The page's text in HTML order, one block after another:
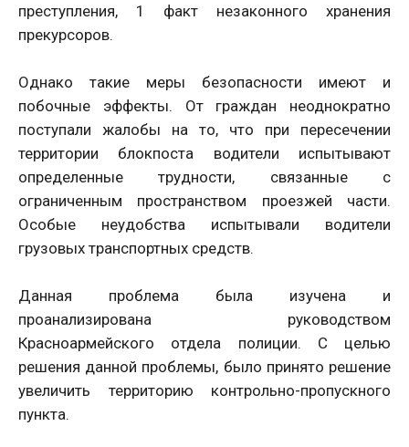
преступления, 1 факт незаконного хранения
прекурсоров.
Однако такие меры безопасности имеют и
побочные эффекты. От граждан неоднократно
поступали жалобы на то, что при пересечении
территории блокпоста водители испытывают
определенные трудности, связанные с
ограниченным пространством проезжей части.
Особые неудобства испытывали водители
грузовых транспортных средств.
Данная проблема была изучена и
проанализирована руководством
Красноармейского отдела полиции. С целью
решения данной проблемы, было принято решение
увеличить территорию контрольно-пропускного
пункта.